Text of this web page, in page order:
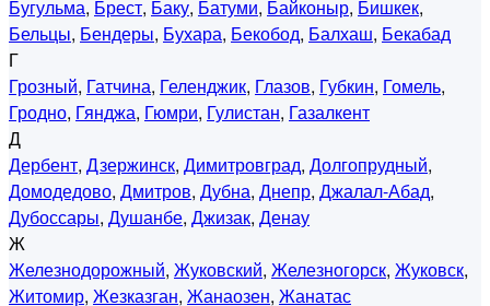
Бугульма, Брест, Баку, Батуми, Байконыр, Бишкек,
Бельцы, Бендеры, Бухара, Бекобод, Балхаш, Бекабад
Г
Грозный, Гатчина, Геленджик, Глазов, Губкин, Гомель,
Гродно, Гянджа, Гюмри, Гулистан, Газалкент
Д
Дербент, Дзержинск, Димитровград, Долгопрудный,
Домодедово, Дмитров, Дубна, Днепр, Джалал-Абад,
Дубоссары, Душанбе, Джизак, Денау
Ж
Железнодорожный, Жуковский, Железногорск, Жуковск,
Житомир, Жезказган, Жанаозен, Жанатас